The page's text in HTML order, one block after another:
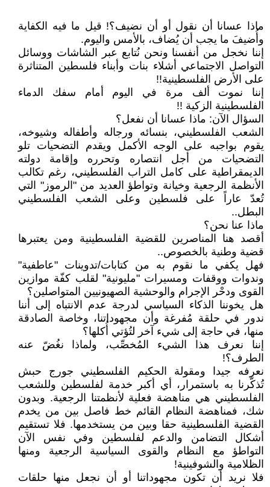
ماذا عسانا أن نقول أو أن نضيف؟! قيل ما فيه الكفاية
وأُضيفَ ما يجب أن يُضاف، بالأمس واليوم.
إننا نخجل من أنفسنا ونحن نُتابع عبر الشاشات ووسائل
التواصل الاجتماعي أشلاء بنات وأبناء فلسطين المتناثرة
على الأرض الفلسطينية!!
إننا نموت ألف مرة في اليوم أمام سفك الدماء
الفلسطينية الزكية !!
السؤال الآن: ماذا عسانا أن نفعل؟
الشعب الفلسطيني، بنسائه ورجاله وأطفاله وشيوخه،
يقوم بواجبه على الوجه الأكمل ويقدم التضحيات تلو
التضحيات من أجل انتصاره وتحرره وإقامة دولته
الديمقراطية على كامل التراب الفلسطيني، رغم تكالب
الأنظمة الرجعية وخيانة وتواطؤ العديد من "الرموز" التي
تُعدّ عاراً على فلسطين وعلى الشعب الفلسطيني
البطل..
ماذا عنا نحن؟
أقصد هنا المناصرين للقضية الفلسطينية ومن يعتبرها
قضية وطنية بالخصوص..
فهل يكفي ما نقوم به من كتابات/تدوينات "عاطفية"
وندوات ووقفات ومسيرات "مليونية" لقلب كفّة موازين
القوى ودحْر الإجرام والوحشية الصهيونيين المتواصلين؟
هل يخوننا الذكاء السياسي لدرجة عدم الانتباه إلى أننا
ندور في حلقة مُفرغة وأن مجهوداتنا، وخاصة الصادقة
منها، في حاجة إلى شيء آخر لتُؤتي أُكلها؟
إننا نعرف هذا الشيء المُخصِّب، ولماذا نغُضّ عنه
الطرف؟!
نعرفه جيدا ومقولة الحكيم الفلسطيني جورج حبش
تُذكّرنا به باستمرار، أي أكبر خدمة لفلسطين وللشعب
الفلسطيني هي مناهضة فعلية لأنظمتنا الرجعية. وبدون
شك، فمناهضة النظام القائم خط فاصل بين من يخدم
القضية الفلسطينية حقا وبين من يستخدمها. فلا تستقيم
أشكال التضامن والدعم لفلسطين وفي نفس الآن
التواطؤ مع النظام والقوى السياسية الرجعية ومنها
الظلامية والشوفينية!
فلا نريد أن تكون مجهوداتنا أو أن نجعل منها حلقات